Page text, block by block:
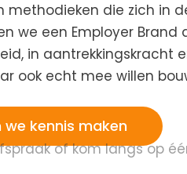
methodieken die zich in
we een Employer
in aantrekkingskracht
ook echt mee willen
we kennis maken
of kom langs op